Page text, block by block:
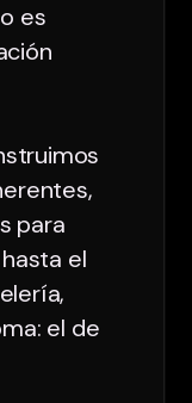
es
para
el
el de